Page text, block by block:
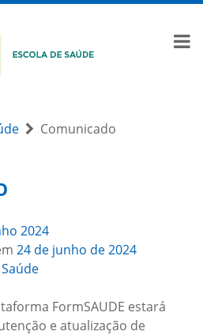
Comunicado
2024
24 de junho de 2024
FormSAUDE estará
e atualização de